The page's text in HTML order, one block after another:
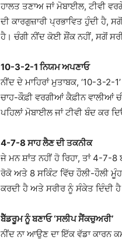
ਹਾਲਤ ਤਣਾਅ ਜਾਂ ਮੋਬਾਈਲ, ਟੀਵੀ
ਦੀ ਕਾਰਗੁਜ਼ਾਰੀ ਪ੍ਰਭਾਵਿਤ ਹੁੰਦੀ ਹੈ,
ਹੈ। ਚੰਗੀ ਨੀਂਦ ਕੋਈ ਸ਼ੌਂਕ ਨਹੀਂ, ਸਗੋਂ
10-3-2-1 ਨਿਯਮ ਅਪਣਾਓ
ਨੀਂਦ ਦੇ ਮਾਹਿਰਾਂ ਮੁਤਾਬਕ, ‘10-3-
ਚਾਹ-ਕੌਫ਼ੀ ਵਰਗੀਆਂ ਕੈਫ਼ੀਨ ਵਾਲੀਆਂ
ਪਹਿਲਾਂ ਮੋਬਾਈਲ ਜਾਂ ਟੀਵੀ ਬੰਦ ਕਰ
4-7-8 ਸਾਹ ਲੈਣ ਦੀ ਤਕਨੀਕ
ਜੇ ਮਨ ਸ਼ਾਂਤ ਨਹੀਂ ਹੋ ਰਿਹਾ, ਤਾਂ 4-
ਰੋਕੋ ਅਤੇ 8 ਸਕਿੰਟ ਵਿੱਚ ਹੌਲੀ-ਹੌਲੀ
ਕਰਦੀ ਹੈ ਅਤੇ ਸਰੀਰ ਨੂੰ ਸੰਕੇਤ ਦਿੰਦੀ
ਬੈੱਡਰੂਮ ਨੂੰ ਬਣਾਓ ‘ਸਲੀਪ ਸੈਂਕਚੁਅਰੀ’
ਨੀਂਦ ਨਾ ਆਉਣ ਦਾ ਇੱਕ ਵੱਡਾ ਕਾਰਨ